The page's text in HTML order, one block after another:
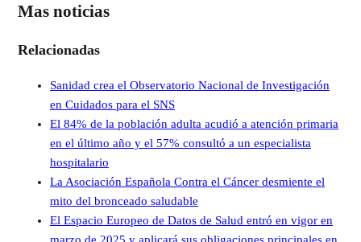
Mas noticias
Relacionadas
Sanidad crea el Observatorio Nacional de Investigación
en Cuidados para el SNS
El 84% de la población adulta acudió a atención primaria
en el último año y el 57% consultó a un especialista
hospitalario
La Asociación Española Contra el Cáncer desmiente el
mito del bronceado saludable
El Espacio Europeo de Datos de Salud entró en vigor en